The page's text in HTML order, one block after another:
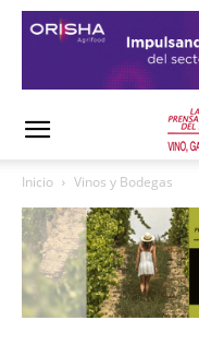
Inicio Vinos y Bodegas